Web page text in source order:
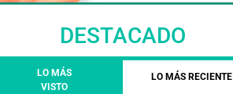
DESTACADO
LO MÁS
VISTO
LO MÁS RECIENTE